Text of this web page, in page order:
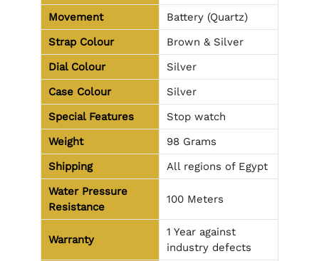
Movement
Battery (Quartz)
Strap Colour
Brown & Silver
Dial Colour
Silver
Case Colour
Silver
Special Features
Stop watch
Weight
98 Grams
Shipping
All regions of Egypt
Water Pressure
Resistance
100 Meters
Warranty
1 Year against
industry defects